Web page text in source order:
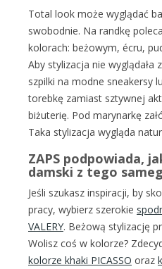
Total look może wyglądać
swobodnie. Na randkę
kolorach: beżowym, écru,
Aby stylizacja nie wyglądała
szpilki na modne sneakersy
torebkę zamiast sztywnej
biżuterię. Pod marynarkę
Taka stylizacja wygląda
ZAPS podpowiada,
damski z tego
Jeśli szukasz inspiracji, by
pracy, wybierz szerokie
VALERY. Beżową stylizację
Wolisz coś w kolorze?
kolorze khaki PICASSO oraz